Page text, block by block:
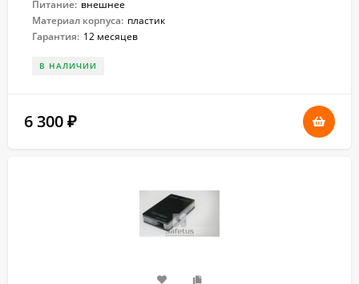
Питание: внешнее
Материал корпуса: пластик
Гарантия: 12 месяцев
В НАЛИЧИИ
6 300 ₽